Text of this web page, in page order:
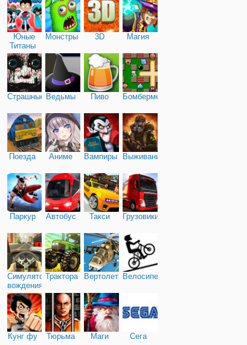
Юные
Титаны
Монстры 3D Магия
Страшные Ведьмы Пиво Бомбермен
Поезда Аниме Вампиры Выживание
Паркур Автобус Такси Грузовики
Симулятор
вождения
Трактора ВертолетыВелосипед
Кунг фу Тюрьма Маги Сега